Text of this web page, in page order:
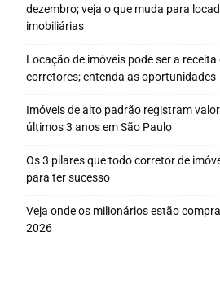
dezembro; veja o que muda para
imobiliárias
Locação de imóveis pode ser a
corretores; entenda as oportunidades
Imóveis de alto padrão registram
últimos 3 anos em São Paulo
Os 3 pilares que todo corretor de
para ter sucesso
Veja onde os milionários estão
2026